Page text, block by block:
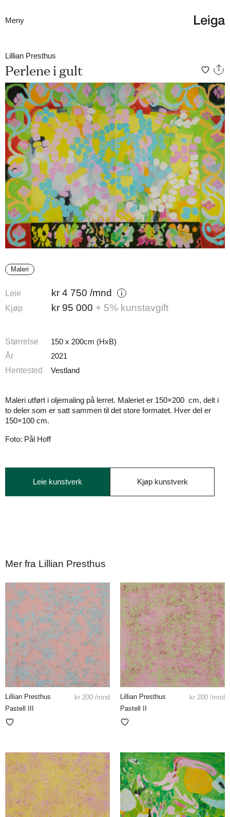
Meny
Lillian Presthus
Perlene i gult
Maleri
Leie kr 4 750 /mnd
Kjøp kr 95 000 + 5% kunstavgift
Størrelse
150 x 200cm (HxB)
År
2021
Hentested
Vestland
Maleri utført i oljemaling på lerret. Maleriet er 150×200 cm, delt i
to deler som er satt sammen til det store formatet. Hver del er
150×100 cm.
Foto: Pål Hoff
Leie kunstverk Kjøp kunstverk
Mer fra Lillian Presthus
Lillian Presthus
Pastell III
kr 200 /mnd
Lillian Presthus
Pastell II
kr 200 /mnd